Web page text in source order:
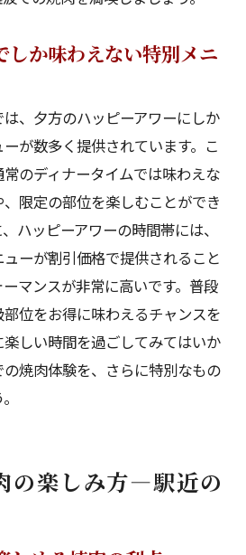
しか味わえない特別メニ
、夕方のハッピーアワーにしか
が数多く提供されています。こ
のディナータイムでは味わえな
限定の部位を楽しむことができ
ハッピーアワーの時間帯には、
ーが割引価格で提供されること
マンスが非常に高いです。普段
位をお得に味わえるチャンスを
しい時間を過ごしてみてはいか
焼肉体験を、さらに特別なもの
の楽しみ方—駅近の